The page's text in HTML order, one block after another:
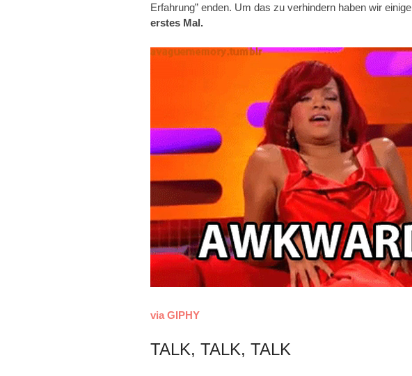
Erfahrung” enden. Um das zu verhindern haben wir einige
erstes Mal.
via GIPHY
TALK, TALK, TALK